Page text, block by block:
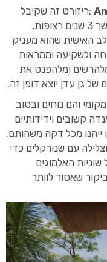
:ריזורט זה שקיבל
תעודת מצוינות מאתר TripAdvisor במשך 3 שנים רצופות,
האישית שהוא מעניק
ולשקיעה וממראות
ומלהפנט את
גן עדן יוצא דופן זה.
והם נוחים ובטוב
קשובים וידידותיים
ייהנו מכל דקה משהותם.
עם שנורקלים כדי
שוניות האלמוגים
שאסור לוותר